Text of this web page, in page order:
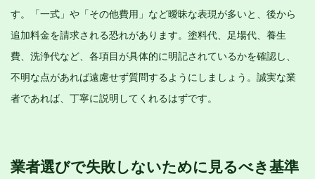
す。「一式」や「その他費用」など曖昧な表現が多いと、後から
追加料金を請求される恐れがあります。塗料代、足場代、養生
費、洗浄代など、各項目が具体的に明記されているかを確認し、
不明な点があれば遠慮せず質問するようにしましょう。誠実な業
者であれば、丁寧に説明してくれるはずです。
業者選びで失敗しないために見るべき基準